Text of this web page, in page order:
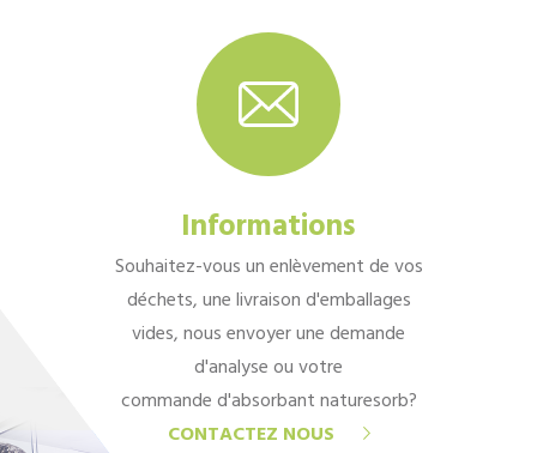
Informations
Souhaitez-vous un enlèvement de vos
déchets, une livraison d'emballages
vides, nous envoyer une demande
d'analyse ou votre
commande d'absorbant naturesorb?
CONTACTEZ NOUS